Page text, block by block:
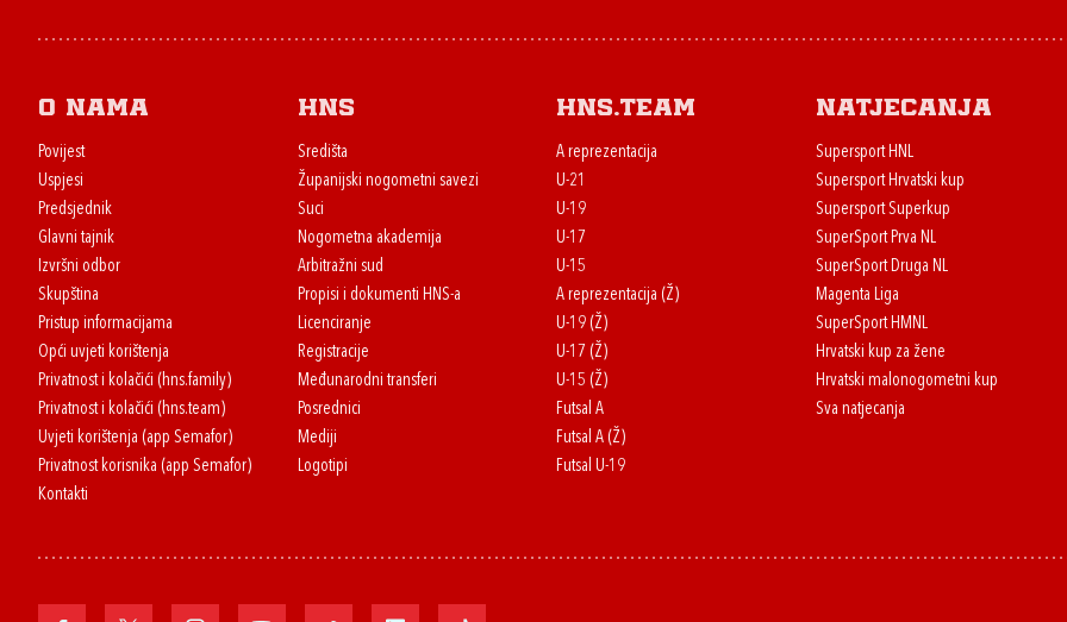
O nama
Povijest
Uspjesi
Predsjednik
Glavni tajnik
Izvršni odbor
Skupština
Pristup informacijama
Opći uvjeti korištenja
Privatnost i kolačići (hns.family)
Privatnost i kolačići (hns.team)
Uvjeti korištenja (app Semafor)
Privatnost korisnika (app Semafor)
Kontakti
HNS
Središta
Županijski nogometni savezi
Suci
Nogometna akademija
Arbitražni sud
Propisi i dokumenti HNS-a
Licenciranje
Registracije
Međunarodni transferi
Posrednici
Mediji
Logotipi
HNS.team
A reprezentacija
U-21
U-19
U-17
U-15
A reprezentacija (Ž)
U-19 (Ž)
U-17 (Ž)
U-15 (Ž)
Futsal A
Futsal A (Ž)
Futsal U-19
Natjecanja
Supersport HNL
Supersport Hrvatski kup
Supersport Superkup
SuperSport Prva NL
SuperSport Druga NL
Magenta Liga
SuperSport HMNL
Hrvatski kup za žene
Hrvatski malonogometni kup
Sva natjecanja